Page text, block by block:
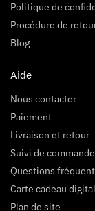
Politique de
Procédure de
Blog
Aide
Nous contacter
Paiement
Livraison et retour
Suivi de commande
Questions
Carte cadeau
Plan de site